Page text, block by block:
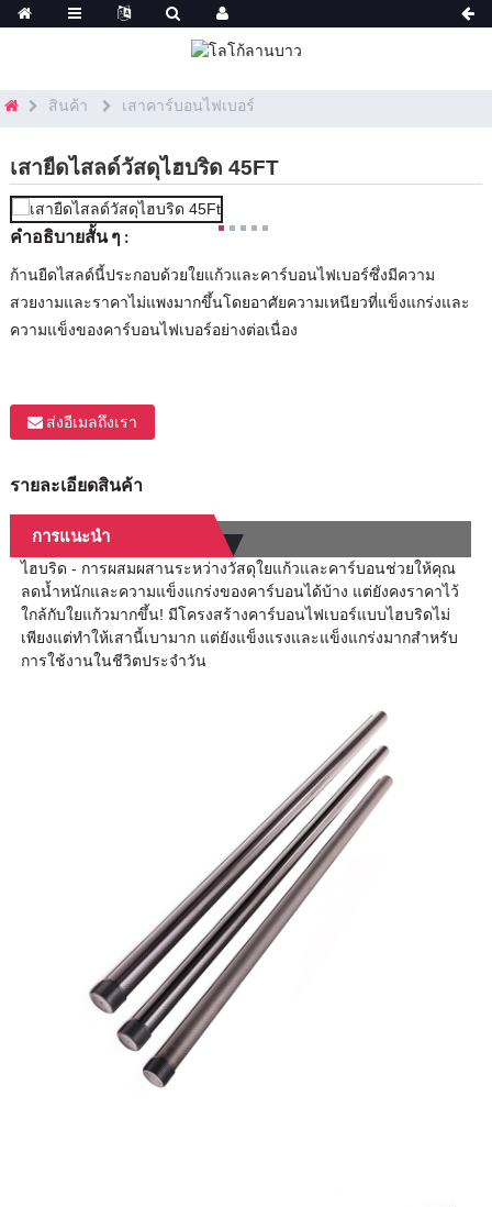
สินค้า เสาคาร์บอนไฟเบอร์
เสายืดไสลด์วัสดุไฮบริด 45FT
คำอธิบายสั้น ๆ :
ก้านยืดไสลด์นี้ประกอบด้วยใยแก้วและคาร์บอนไฟเบอร์ซึ่งมีความ
สวยงามและราคาไม่แพงมากขึ้นโดยอาศัยความเหนียวที่แข็งแกร่งและ
ความแข็งของคาร์บอนไฟเบอร์อย่างต่อเนื่อง
ส่งอีเมลถึงเรา
รายละเอียดสินค้า
การแนะนำ
ไฮบริด - การผสมผสานระหว่างวัสดุใยแก้วและคาร์บอนช่วยให้คุณ
ลดน้ำหนักและความแข็งแกร่งของคาร์บอนได้บ้าง แต่ยังคงราคาไว้
ใกล้กับใยแก้วมากขึ้น! มีโครงสร้างคาร์บอนไฟเบอร์แบบไฮบริดไม่
เพียงแต่ทำให้เสานี้เบามาก แต่ยังแข็งแรงและแข็งแกร่งมากสำหรับ
การใช้งานในชีวิตประจำวัน